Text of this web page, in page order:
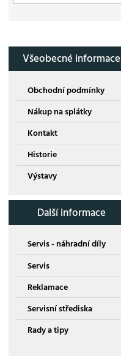
Všeobecné informace
Obchodní podmínky
Nákup na splátky
Kontakt
Historie
Výstavy
Další informace
Servis - náhradní díly
Servis
Reklamace
Servisní střediska
Rady a tipy